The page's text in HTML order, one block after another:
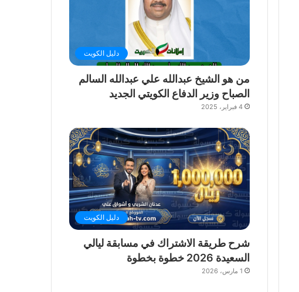
دليل الكويت
من هو الشيخ عبدالله علي عبدالله السالم
الصباح وزير الدفاع الكويتي الجديد
4 فبراير، 2025
دليل الكويت
شرح طريقة الاشتراك في مسابقة ليالي
السعيدة 2026 خطوة بخطوة
1 مارس، 2026